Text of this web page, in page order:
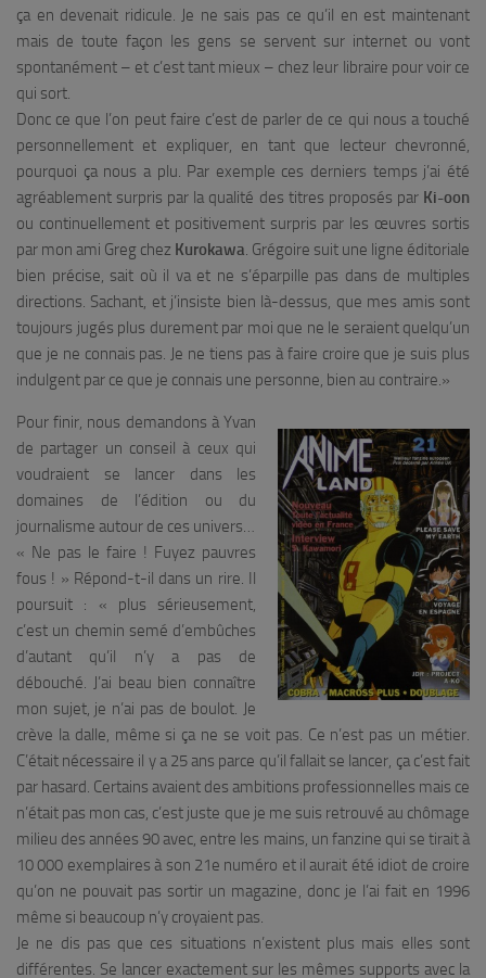
ça en devenait ridicule. Je ne sais pas ce qu’il en est maintenant
mais de toute façon les gens se servent sur internet ou vont
spontanément – et c’est tant mieux – chez leur libraire pour voir ce
qui sort.
Donc ce que l’on peut faire c’est de parler de ce qui nous a touché
personnellement et expliquer, en tant que lecteur chevronné,
pourquoi ça nous a plu. Par exemple ces derniers temps j’ai été
agréablement surpris par la qualité des titres proposés par Ki-oon
ou continuellement et positivement surpris par les œuvres sortis
par mon ami Greg chez Kurokawa. Grégoire suit une ligne éditoriale
bien précise, sait où il va et ne s’éparpille pas dans de multiples
directions. Sachant, et j’insiste bien là-dessus, que mes amis sont
toujours jugés plus durement par moi que ne le seraient quelqu’un
que je ne connais pas. Je ne tiens pas à faire croire que je suis plus
indulgent par ce que je connais une personne, bien au contraire.»
Pour finir, nous demandons à Yvan
de partager un conseil à ceux qui
voudraient se lancer dans les
domaines de l’édition ou du
journalisme autour de ces univers…
« Ne pas le faire ! Fuyez pauvres
fous ! » Répond-t-il dans un rire. Il
poursuit : « plus sérieusement,
c’est un chemin semé d’embûches
d’autant qu’il n’y a pas de
débouché. J’ai beau bien connaître
mon sujet, je n’ai pas de boulot. Je
crève la dalle, même si ça ne se voit pas. Ce n’est pas un métier.
C’était nécessaire il y a 25 ans parce qu’il fallait se lancer, ça c’est fait
par hasard. Certains avaient des ambitions professionnelles mais ce
n’était pas mon cas, c’est juste que je me suis retrouvé au chômage
milieu des années 90 avec, entre les mains, un fanzine qui se tirait à
10 000 exemplaires à son 21e numéro et il aurait été idiot de croire
qu’on ne pouvait pas sortir un magazine, donc je l’ai fait en 1996
même si beaucoup n’y croyaient pas.
Je ne dis pas que ces situations n’existent plus mais elles sont
différentes. Se lancer exactement sur les mêmes supports avec la